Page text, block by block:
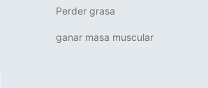
Perder grasa
ganar masa muscular